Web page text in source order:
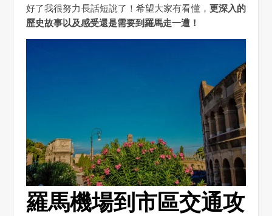
好了我很努力長話短說了！希望大家有看懂， 更深入的
歷史故事以及感受還是需要到羅馬走一遭！
羅馬機場到市區交通攻